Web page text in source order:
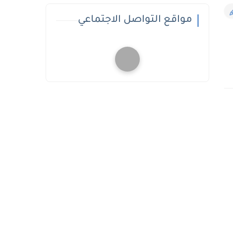
مواقع التواصل الاجتماعي